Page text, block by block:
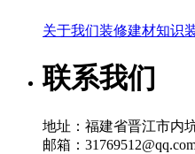
关于我们装修建材知识
联系我们
地址：福建省晋江市内
邮箱：